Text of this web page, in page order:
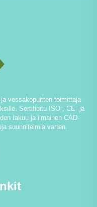
vessakopuitten toimittaja
Sertifioitu ISO-, CE- ja
takuu ja ilmainen CAD-
suunnitelmia varten.